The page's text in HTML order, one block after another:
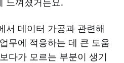
서 데이터 가공과 관련해
무에 적응하는 데 큰 도움
다가 모르는 부분이 생기